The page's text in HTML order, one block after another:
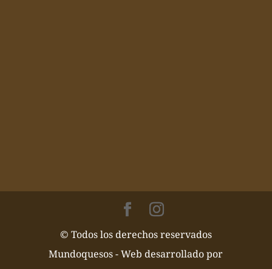
© Todos los derechos reservados
Mundoquesos - Web desarrollado por